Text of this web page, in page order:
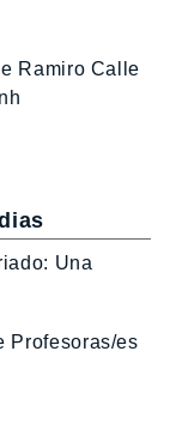
Ramiro Calle
Una
Profesoras/es